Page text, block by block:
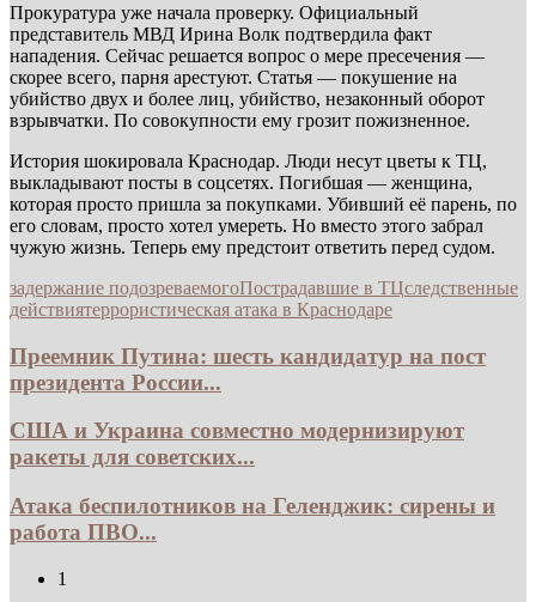
Прокуратура уже начала проверку. Официальный
представитель МВД Ирина Волк подтвердила факт
нападения. Сейчас решается вопрос о мере пресечения —
скорее всего, парня арестуют. Статья — покушение на
убийство двух и более лиц, убийство, незаконный оборот
взрывчатки. По совокупности ему грозит пожизненное.
История шокировала Краснодар. Люди несут цветы к ТЦ,
выкладывают посты в соцсетях. Погибшая — женщина,
которая просто пришла за покупками. Убивший её парень, по
его словам, просто хотел умереть. Но вместо этого забрал
чужую жизнь. Теперь ему предстоит ответить перед судом.
задержание подозреваемогоПострадавшие в ТЦследственные
действиятеррористическая атака в Краснодаре
Преемник Путина: шесть кандидатур на пост
президента России...
США и Украина совместно модернизируют
ракеты для советских...
Атака беспилотников на Геленджик: сирены и
работа ПВО...
1